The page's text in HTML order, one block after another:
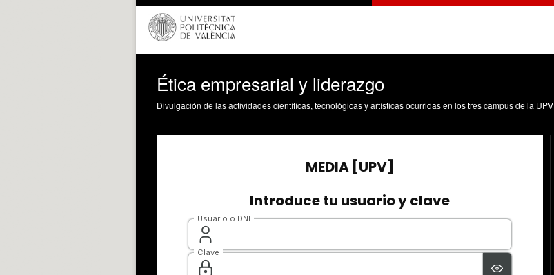
Ética empresarial y liderazgo
Divulgación de las actividades científicas, tecnológicas y artísticas ocurridas en los tres campus de la UPV